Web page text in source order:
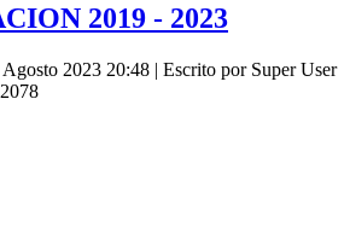
2019 - 2023
2023 20:48 | Escrito por Super User